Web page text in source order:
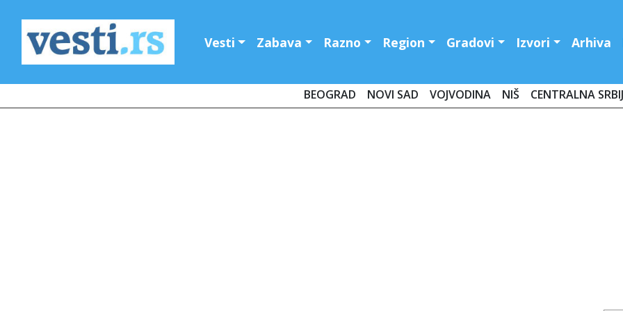
Vesti Zabava Razno Region Gradovi Izvori Arhiva
BEOGRAD NOVI SAD VOJVODINA NIŠ CENTRALNA